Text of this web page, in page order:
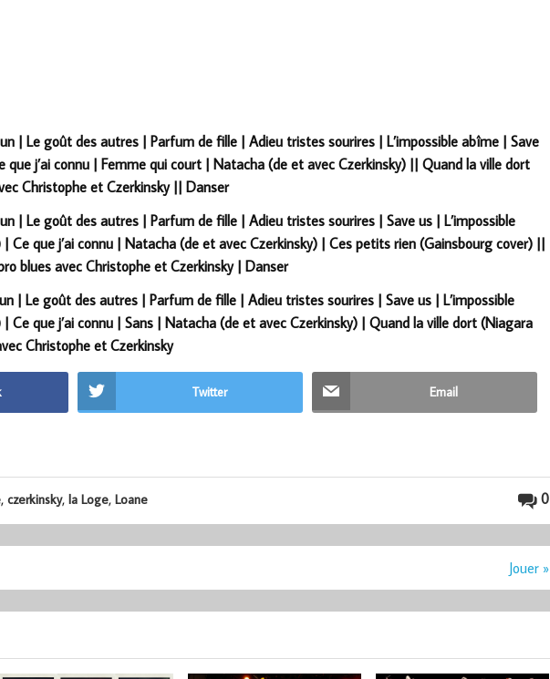
| Le goût des autres | Parfum de fille | Adieu tristes sourires | L’impossible abîme | Save
que j’ai connu | Femme qui court | Natacha (de et avec Czerkinsky) || Quand la ville dort
Christophe et Czerkinsky || Danser
| Le goût des autres | Parfum de fille | Adieu tristes sourires | Save us | L’impossible
Ce que j’ai connu | Natacha (de et avec Czerkinsky) | Ces petits rien (Gainsbourg cover) ||
blues avec Christophe et Czerkinsky | Danser
| Le goût des autres | Parfum de fille | Adieu tristes sourires | Save us | L’impossible
Ce que j’ai connu | Sans | Natacha (de et avec Czerkinsky) | Quand la ville dort (Niagara
Christophe et Czerkinsky
Twitter Email
0
, czerkinsky, la Loge, Loane
Jouer »